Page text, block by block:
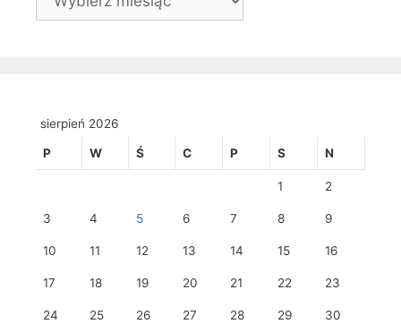
sierpień 2026
P W Ś C P S N
1 2
3 4 5 6 7 8 9
10 11 12 13 14 15 16
17 18 19 20 21 22 23
24 25 26 27 28 29 30